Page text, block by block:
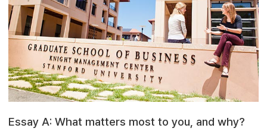
Essay A: What matters most to you, and why?